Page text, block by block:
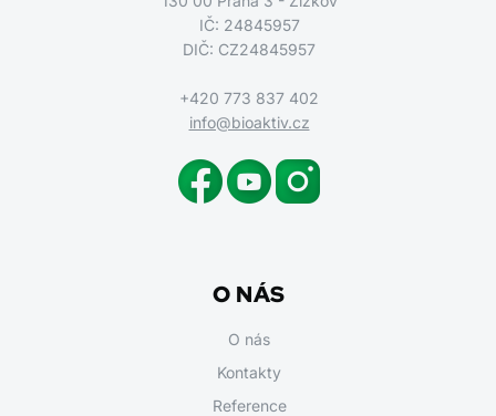
IČ: 24845957
DIČ: CZ24845957
+420 773 837 402
info@bioaktiv.cz
O NÁS
O nás
Kontakty
Reference